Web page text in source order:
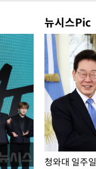
뉴시스Pic
식 개장 청와대 일주일